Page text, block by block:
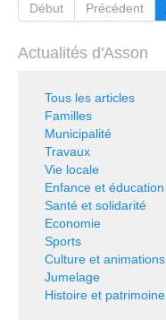
Début
Précédent
Actualités d'Asson
Tous les articles
Familles
Municipalité
Travaux
Vie locale
Enfance et éducation
Santé et solidarité
Economie
Sports
Culture et animations
Jumelage
Histoire et patrimoine